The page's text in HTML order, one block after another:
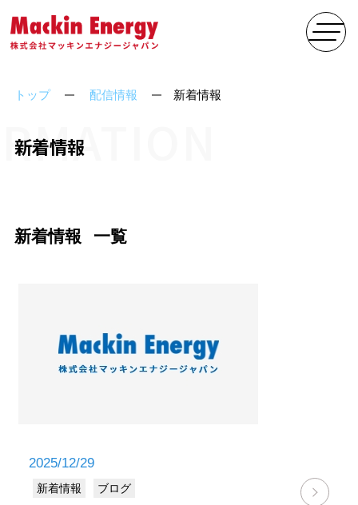
トップ 配信情報 新着情報
新着情報
新着情報 一覧
2025/12/29
新着情報 ブログ